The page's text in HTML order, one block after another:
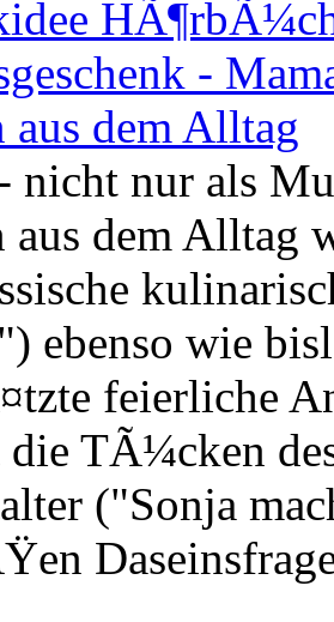
nicht nur als
aus dem Alltag
ebenso wie
feierliche
die TÃ¼cken
("Sonja